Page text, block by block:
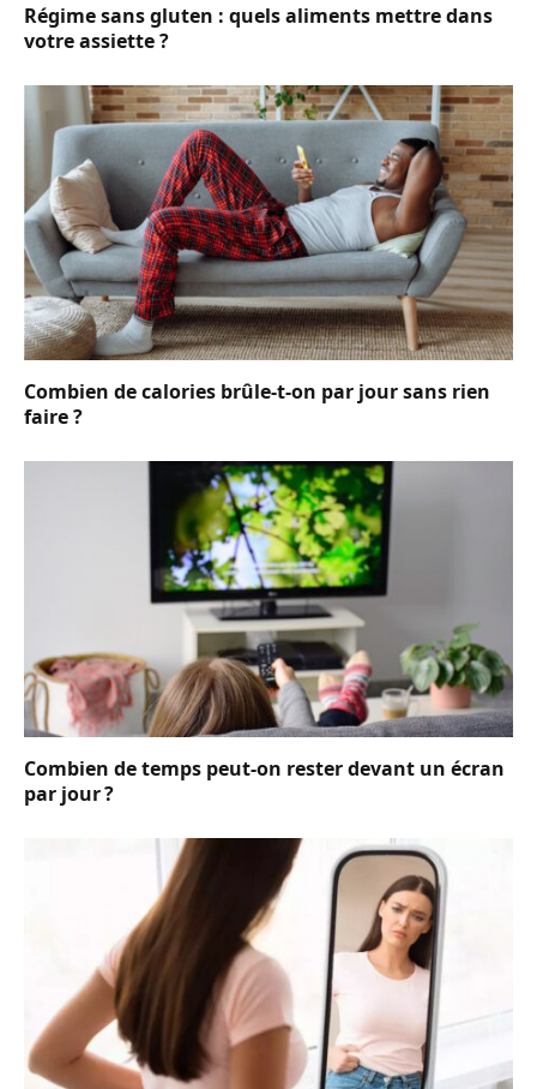
Régime sans gluten : quels aliments mettre dans
votre assiette ?
Combien de calories brûle-t-on par jour sans rien
faire ?
Combien de temps peut-on rester devant un écran
par jour ?